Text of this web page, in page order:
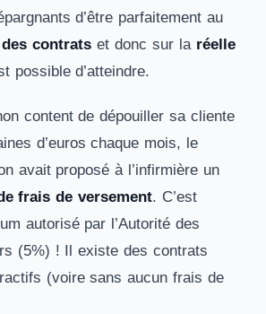
d’être parfaitement au
contrats et donc sur laréelle
possible d’atteindre.
content de dépouiller sa cliente
d’euros chaque mois, le
avait proposé à l’infirmière un
frais de versement. C’est
autorisé par l’Autorité des
(5%) ! Il existe des contrats
(voire sans aucun frais de